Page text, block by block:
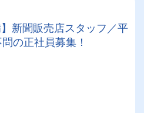
新聞販売店スタッフ／平
の正社員募集！